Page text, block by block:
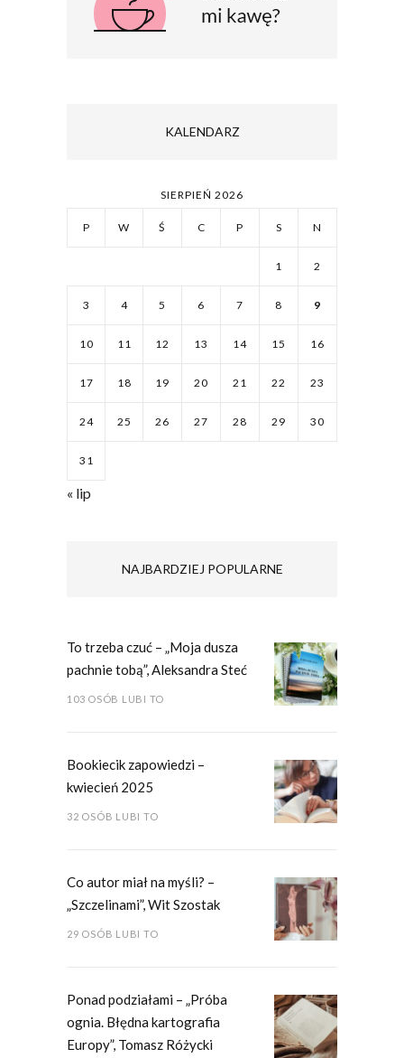
KALENDARZ
SIERPIEŃ 2026
P W Ś C P S N
1 2
3 4 5 6 7 8 9
10 11 12 13 14 15 16
17 18 19 20 21 22 23
24 25 26 27 28 29 30
31
« lip
NAJBARDZIEJ POPULARNE
To trzeba czuć – „Moja dusza
pachnie tobą”, Aleksandra Steć
103 OSÓB LUBI TO
Bookiecik zapowiedzi –
kwiecień 2025
32 OSÓB LUBI TO
Co autor miał na myśli? –
„Szczelinami”, Wit Szostak
29 OSÓB LUBI TO
Ponad podziałami – „Próba
ognia. Błędna kartografia
Europy”, Tomasz Różycki